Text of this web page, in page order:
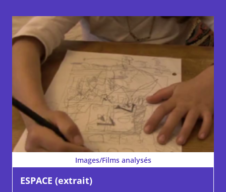
Images/Films analysés
ESPACE (extrait)